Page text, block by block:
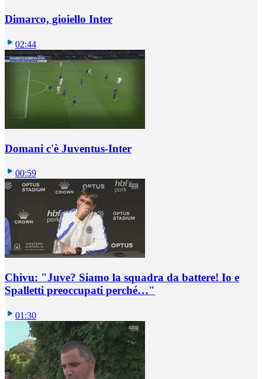
Dimarco, gioiello Inter
02:44
Domani c'è Juventus-Inter
00:59
Chivu: "Juve? Siamo la squadra da battere! Io e
Spalletti preoccupati perché…"
01:30